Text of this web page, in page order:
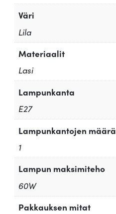
Väri
Lila
Materiaalit
Lasi
Lampunkanta
E27
Lampunkantojen määrä
1
Lampun maksimiteho
60W
Pakkauksen mitat